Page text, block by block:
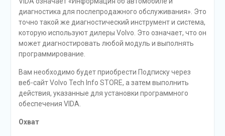
диагностика для послепродажного обслуживания». Это
точно такой же диагностический инструмент и система,
которую используют дилеры Volvo. Это означает, что он
может диагностировать любой модуль и выполнять
программирование.
Вам необходимо будет приобрести Подписку через
веб-сайт Volvo Tech Info STORE, а затем выполнить
действия, указанные для установки программного
обеспечения VIDA.
Охват